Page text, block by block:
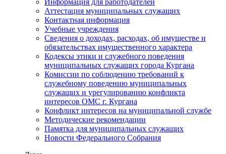
Информация для работодателей
Аттестация муниципальных служащих
Контактная информация
Учебные учреждения
Сведения о доходах, расходах, об имуществе и
обязательствах имущественного характера
Кодексы этики и служебного поведения
муниципальных служащих города Кургана
Комиссии по соблюдению требований к
служебному поведению муниципальных
служащих и урегулированию конфликта
интересов ОМС г. Кургана
Конфликт интересов на муниципальной службе
Методические рекомендации
Памятка для муниципальных служащих
Новости Федерального Cобрания